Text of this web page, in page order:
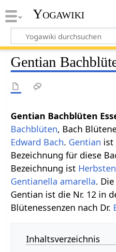
Yogawiki
Gentian
Gentian Bachblüten
Bachblüten, Bach
Edward Bach. Gentian ist
Bezeichnung für diese
Bezeichnung ist
Gentianella amarella.
Gentian ist die Nr. 12 in
Blütenessenzen nach Dr.
Inhaltsverzeichnis